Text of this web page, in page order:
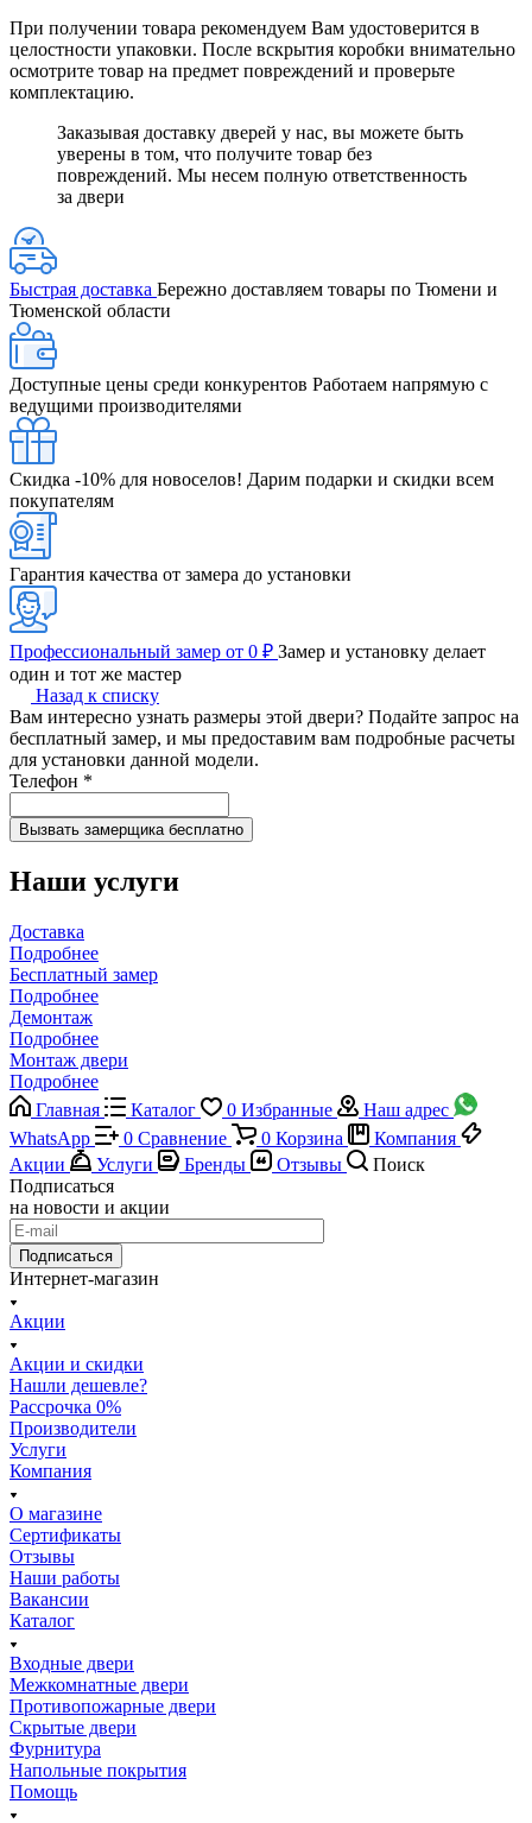
При получении товара рекомендуем Вам удостоверится в
целостности упаковки. После вскрытия коробки внимательно
осмотрите товар на предмет повреждений и проверьте
комплектацию.
Заказывая доставку дверей у нас, вы можете быть
уверены в том, что получите товар без
повреждений. Мы несем полную ответственность
за двери
Быстрая доставка Бережно доставляем товары по Тюмени и
Тюменской области
Доступные цены среди конкурентов Работаем напрямую с
ведущими производителями
Скидка -10% для новоселов! Дарим подарки и скидки всем
покупателям
Гарантия качества от замера до установки
Профессиональный замер от 0 ₽ Замер и установку делает
один и тот же мастер
Назад к списку
Вам интересно узнать размеры этой двери? Подайте запрос на
бесплатный замер, и мы предоставим вам подробные расчеты
для установки данной модели.
Телефон *
Наши услуги
Доставка
Подробнее
Бесплатный замер
Подробнее
Демонтаж
Подробнее
Монтаж двери
Подробнее
Главная
Каталог 0 Избранные
Наш адрес
WhatsApp
0 Сравнение 0 Корзина
Компания
Акции
Услуги Бренды Отзывы
Поиск
Подписаться
на новости и акции
Подписаться
Интернет-магазин
Акции
Акции и скидки
Нашли дешевле?
Рассрочка 0%
Производители
Услуги
Компания
О магазине
Сертификаты
Отзывы
Наши работы
Вакансии
Каталог
Входные двери
Межкомнатные двери
Противопожарные двери
Скрытые двери
Фурнитура
Напольные покрытия
Помощь